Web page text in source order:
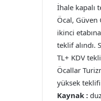
İhale kapalı
Öcal, Güven
ikinci
teklif alındı.
TL+ KDV
Öcallar
yüksek
Kaynak :